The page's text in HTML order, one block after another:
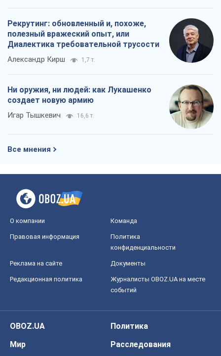
Рекрутинг: обновленный и, похоже,
полезный вражеский опыт, или
Диалектика требовательной трусости
Александр Кирш 1,7 т.
Ни оружия, ни людей: как Лукашенко
создает новую армию
Игар Тышкевич 16,6 т.
Все мнения
О компании Команда
Правовая информация
Политика
конфиденциальности
Реклама на сайте Документы
Редакционная политика
Журналисты OBOZ.UA на месте
событий
OBOZ.UA
Политика
Мир
Расследования